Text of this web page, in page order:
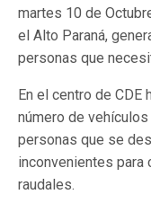
martes 10 de
el Alto Paraná,
personas que
En el centro de CDE
número de
personas que se
inconvenientes
raudales.